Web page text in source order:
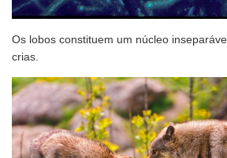
Os lobos constituem um núcleo
crias.